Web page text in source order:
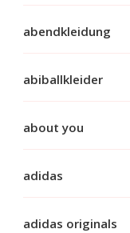
abendkleidung
abiballkleider
about you
adidas
adidas originals